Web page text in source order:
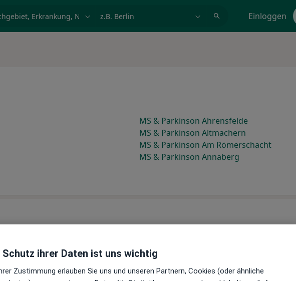
Einloggen
MS & Parkinson Ahrensfelde
MS & Parkinson Altmachern
MS & Parkinson Am Römerschacht
MS & Parkinson Annaberg
MS & Parkinson Badekow
MS & Parkinson Bei den Tongruben
Schutz ihrer Daten ist uns wichtig
Zustimmung erlauben Sie uns und unseren Partnern, Cookies (oder ähnliche